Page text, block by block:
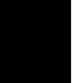
的现象出现，于